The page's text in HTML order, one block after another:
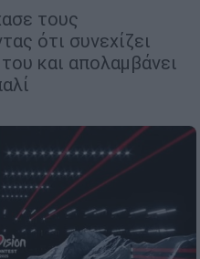
τους
ότι συνεχίζει
και απολαμβάνει